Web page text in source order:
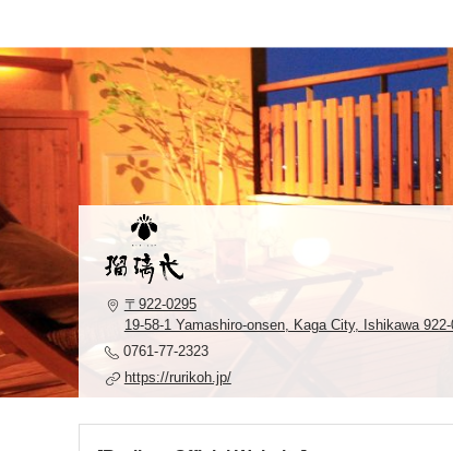
〒922-0295
19-58-1 Yamashiro-onsen, Kaga City, Ishikawa
0761-77-2323
https://rurikoh.jp/